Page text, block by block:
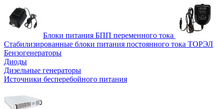
Блоки питания БПП переменного тока
Стабилизированные блоки питания постоянного тока ТОРЭЛ
Бензогенераторы
Диоды
Дизельные генераторы
Источники бесперебойного питания